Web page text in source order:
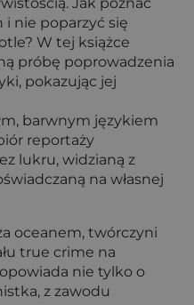
i nie poparzyć się
W tej książce
próbę poprowadzenia
pokazując jej
barwnym językiem
reportaży
lukru, widzianą z
na własnej
oceanem, twórczyni
true crime na
nie tylko o
z zawodu